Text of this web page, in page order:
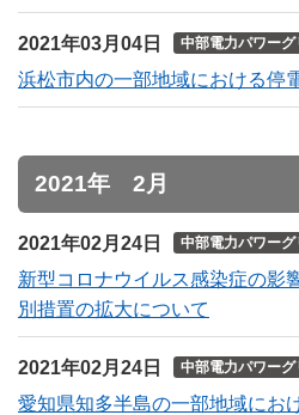
2021年03月04日 中部電力パワーグ
浜松市内の一部地域における停
2021年 2月
2021年02月24日 中部電力パワーグ
新型コロナウイルス感染症の影
別措置の拡大について
2021年02月24日 中部電力パワーグ
愛知県知多半島の一部地域にお